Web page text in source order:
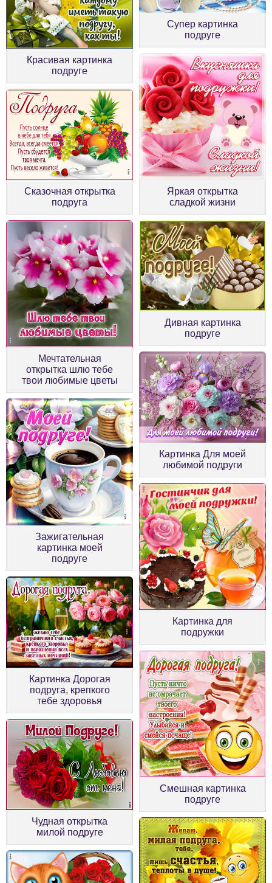
Красивая картинка
подруге
Супер картинка
подруге
Сказочная открытка
подруга
Яркая открытка
сладкой жизни
Мечтательная
открытка шлю тебе
твои любимые цветы
Дивная картинка
подруге
Зажигательная
картинка моей
подруге
Картинка Для моей
любимой подруги
Картинка Дорогая
подруга, крепкого
тебе здоровья
Картинка для
подружки
Чудная открытка
милой подруге
Смешная картинка
подруге